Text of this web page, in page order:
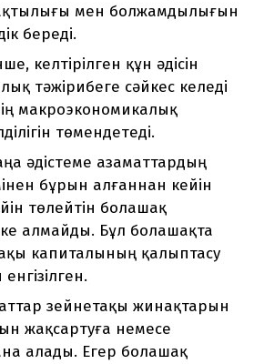
мен болжамдылығын
береді.
келтірілген құн әдісін
тәжірибеге сәйкес келеді
макроэкономикалық
төмендетеді.
әдістеме азаматтардың
бұрын алғаннан кейін
төлейтін болашақ
алмайды. Бұл болашақта
капиталының қалыптасу
зейнетақы жинақтарын
жақсартуға немесе
алады. Егер болашақ